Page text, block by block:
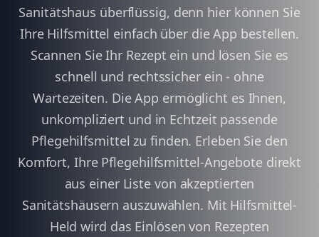
Sanitätshaus überflüssig, denn hier können Sie
Ihre Hilfsmittel einfach über die App bestellen.
Scannen Sie Ihr Rezept ein und lösen Sie es
schnell und rechtssicher ein - ohne
Wartezeiten. Die App ermöglicht es Ihnen,
unkompliziert und in Echtzeit passende
Pflegehilfsmittel zu finden. Erleben Sie den
Komfort, Ihre Pflegehilfsmittel-Angebote direkt
aus einer Liste von akzeptierten
Sanitätshäusern auszuwählen. Mit Hilfsmittel-
Held wird das Einlösen von Rezepten